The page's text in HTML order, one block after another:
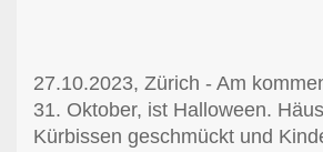
27.10.2023, Zürich - Am
31. Oktober, ist Halloween.
Kürbissen geschmückt und